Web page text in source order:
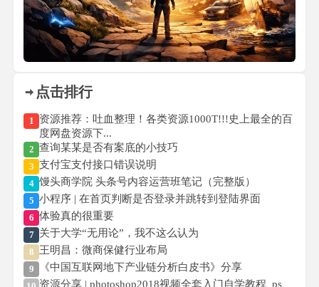
点击排行
1 资源推荐：吐血整理！各类资源1000T!!!史上最全的百
度网盘资源下...
2 查询某某是否有案底的小技巧
3 支付宝支付接口错误说明
4 馒头商学院 头条号内容运营班笔记（完整版）
5 小程序 | 在首页判断是否登录并跳转到登陆界面
6 体验真的很重要
7 关于大学“无用论”，我不这么认为
8 王明昌：微商保健行业布局
9 《中国互联网地下产业链分析白皮书》分享
资源分享 | photoshop2018视频全套入门自学教程_ps